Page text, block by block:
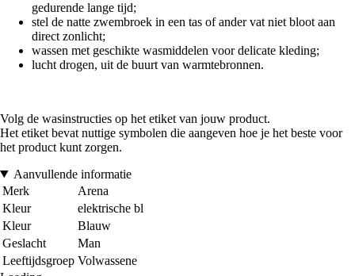
gedurende lange tijd;
stel de natte zwembroek in een tas of ander vat niet bloot aan
direct zonlicht;
wassen met geschikte wasmiddelen voor delicate kleding;
lucht drogen, uit de buurt van warmtebronnen.
Volg de wasinstructies op het etiket van jouw product.
Het etiket bevat nuttige symbolen die aangeven hoe je het beste voor
het product kunt zorgen.
Aanvullende informatie
Merk
Arena
Kleur
elektrische bl
Kleur
Blauw
Geslacht
Man
Leeftijdsgroep Volwassene